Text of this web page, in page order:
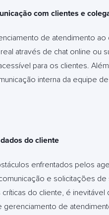
com clientes e
de atendimento
através de chat online ou
para os clientes.
interna da equipe
do cliente
enfrentados pelos
e solicitações
críticas do cliente, é
gerenciamento de